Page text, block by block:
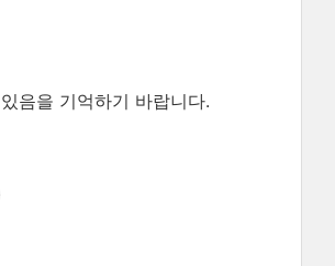
음을 기억하기 바랍니다.